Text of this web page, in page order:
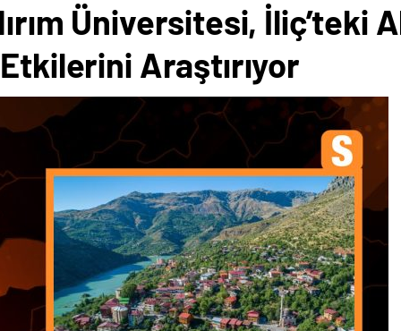
Üniversitesi, İliç’teki
Araştırıyor